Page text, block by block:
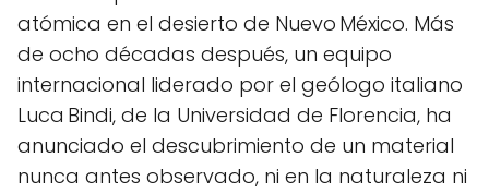
atómica en el desierto de Nuevo México. Más
de ocho décadas después, un equipo
internacional liderado por el geólogo italiano
Luca Bindi, de la Universidad de Florencia, ha
anunciado el descubrimiento de un material
nunca antes observado, ni en la naturaleza ni